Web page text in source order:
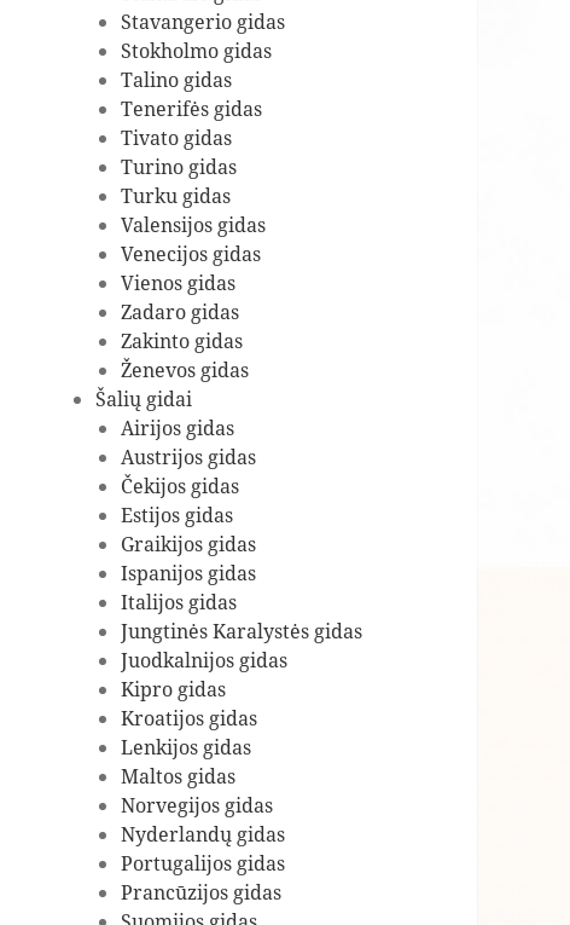
Stavangerio gidas
Stokholmo gidas
Talino gidas
Tenerifės gidas
Tivato gidas
Turino gidas
Turku gidas
Valensijos gidas
Venecijos gidas
Vienos gidas
Zadaro gidas
Zakinto gidas
Ženevos gidas
Šalių gidai
Airijos gidas
Austrijos gidas
Čekijos gidas
Estijos gidas
Graikijos gidas
Ispanijos gidas
Italijos gidas
Jungtinės Karalystės gidas
Juodkalnijos gidas
Kipro gidas
Kroatijos gidas
Lenkijos gidas
Maltos gidas
Norvegijos gidas
Nyderlandų gidas
Portugalijos gidas
Prancūzijos gidas